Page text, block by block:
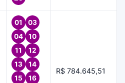
01
03
04
10
11
12
13
14
15
16
R$ 784.645,51